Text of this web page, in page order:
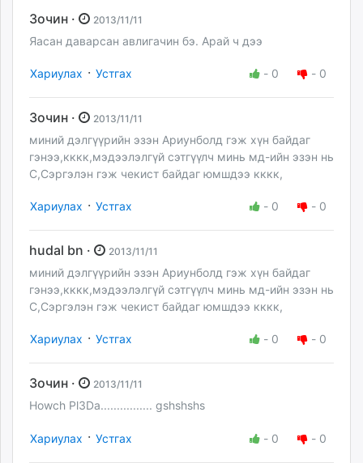
Зочин · 2013/11/11
Яасан даварсан авлигачин бэ. Арай ч дээ
Хариулах · Устгах - 0 - 0
Зочин · 2013/11/11
миний дэлгүүрийн эзэн Ариунболд гэж хүн байдаг
гэнээ,кккк,мэдээлэлгүй сэтгүүлч минь мд-ийн эзэн нь
С,Сэргэлэн гэж чекист байдаг юмшдээ кккк,
Хариулах · Устгах - 0 - 0
hudal bn · 2013/11/11
миний дэлгүүрийн эзэн Ариунболд гэж хүн байдаг
гэнээ,кккк,мэдээлэлгүй сэтгүүлч минь мд-ийн эзэн нь
С,Сэргэлэн гэж чекист байдаг юмшдээ кккк,
Хариулах · Устгах - 0 - 0
Зочин · 2013/11/11
Howch Pl3Da................ gshshshs
Хариулах · Устгах - 0 - 0